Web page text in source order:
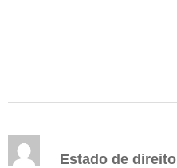
Estado de direito